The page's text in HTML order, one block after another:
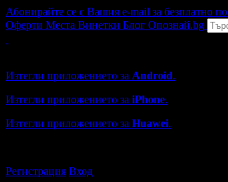
Абонирайте се с Вашия e-mail за безплатно
Оферти Места Винетки Блог Опознай.bg
Изтегли приложението за Android.
Изтегли приложението за iPhone.
Изтегли приложението за Huawei.
Регистрация Вход